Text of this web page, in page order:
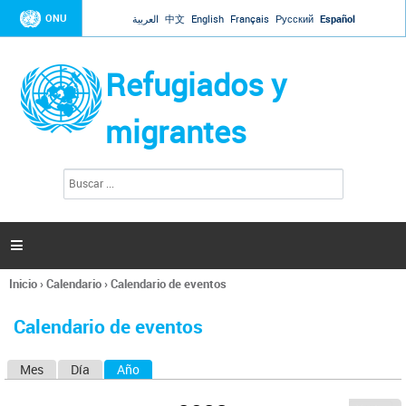
Jump to navigation
ONU العربية 中文 English Français Русский Español
Refugiados y
migrantes
l
s

Se
usted
Inicio›Calendario›Calendario de eventos
Calendario de eventos
Mes Día Año